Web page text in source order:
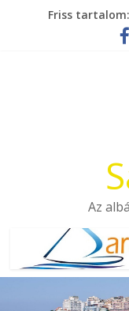
Friss tartalom:
Az